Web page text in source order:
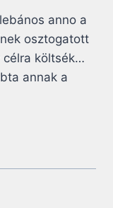
anno a
osztogatott
célra költsék…
annak a